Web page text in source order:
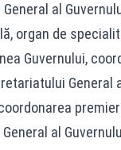
al
organ de
Guvernului,
General
al